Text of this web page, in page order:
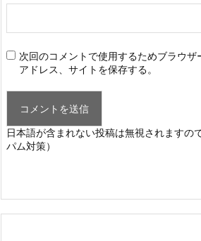
次回のコメントで使用するためブラウ
アドレス、サイトを保存する。
日本語が含まれない投稿は無視されますの
パム対策）